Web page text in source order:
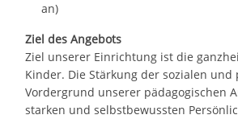
an)
Ziel des Angebots
Ziel unserer Einrichtung ist die
Kinder. Die Stärkung der sozialen
Vordergrund unserer pädagogischen
starken und selbstbewussten